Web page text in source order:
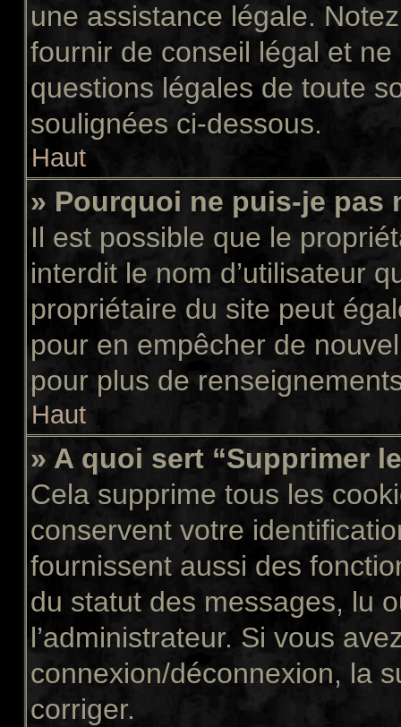
une assistance légale.
fournir de conseil légal et
questions légales de toute
soulignées ci-dessous.
Haut
» Pourquoi ne puis-je pas
Il est possible que le
interdit le nom d’utilisateur
propriétaire du site peut
pour en empêcher de
pour plus de
Haut
» A quoi sert “Supprimer
Cela supprime tous les
conservent votre
fournissent aussi des
du statut des messages, lu
l’administrateur. Si vous
connexion/déconnexion, la
corriger.